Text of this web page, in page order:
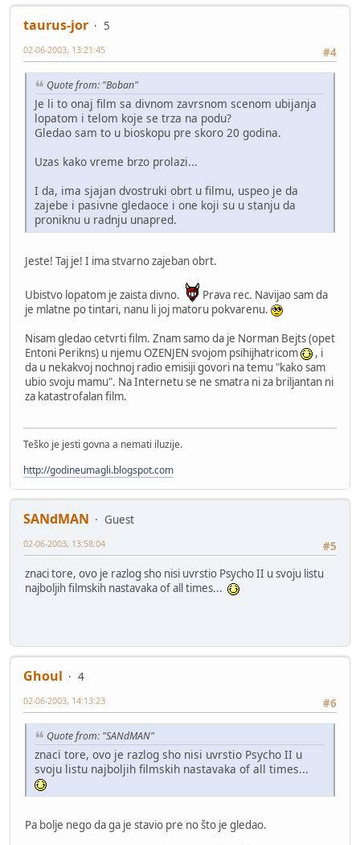
taurus-jor
5
#4
02-06-2003, 13:21:45
Quote from: "Boban"
Je li to onaj film sa divnom zavrsnom scenom ubijanja
lopatom i telom koje se trza na podu?
Gledao sam to u bioskopu pre skoro 20 godina.
Uzas kako vreme brzo prolazi...
I da, ima sjajan dvostruki obrt u filmu, uspeo je da
zajebe i pasivne gledaoce i one koji su u stanju da
proniknu u radnju unapred.
Jeste! Taj je! I ima stvarno zajeban obrt.
Ubistvo lopatom je zaista divno.
Prava rec. Navijao sam da
je mlatne po tintari, nanu li joj matoru pokvarenu.
Nisam gledao cetvrti film. Znam samo da je Norman Bejts (opet
Entoni Perikns) u njemu OZENJEN svojom psihijhatricom
, i
da u nekakvoj nochnoj radio emisiji govori na temu "kako sam
ubio svoju mamu". Na Internetu se ne smatra ni za briljantan ni
za katastrofalan film.
Teško je jesti govna a nemati iluzije.
http://godineumagli.blogspot.com
SANdMAN
Guest
#5
02-06-2003, 13:58:04
znaci tore, ovo je razlog sho nisi uvrstio Psycho II u svoju listu
najboljih filmskih nastavaka of all times...
Ghoul
4
#6
02-06-2003, 14:13:23
Quote from: "SANdMAN"
znaci tore, ovo je razlog sho nisi uvrstio Psycho II u
svoju listu najboljih filmskih nastavaka of all times...
Pa bolje nego da ga je stavio pre no što je gledao.